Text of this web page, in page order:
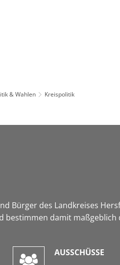
& Wahlen Kreispolitik
Bürger des Landkreises
bestimmen damit
AUSSCHÜSSE